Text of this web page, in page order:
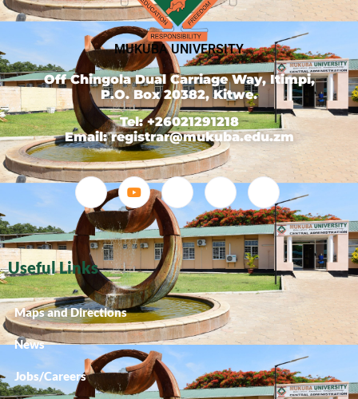
MUKUBA UNIVERSITY
Off Chingola Dual Carriage Way, Itimpi,
P.O. Box 20382, Kitwe.
Tel: +26021291218
Email: registrar@mukuba.edu.zm
Useful Links
Maps and Directions
News
Jobs/Careers